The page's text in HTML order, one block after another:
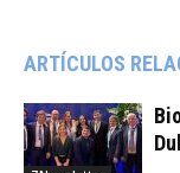
ARTÍCULOS